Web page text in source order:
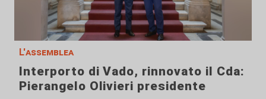
L'assemblea
Interporto di Vado, rinnovato il Cda:
Pierangelo Olivieri presidente